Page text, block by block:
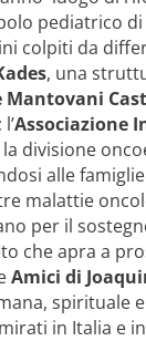
pediatrico
colpiti da
, una
Mantovani
Associazione
divisione
alle
malattie
per il
che apra a
Amici di
spirituale
in Italia e